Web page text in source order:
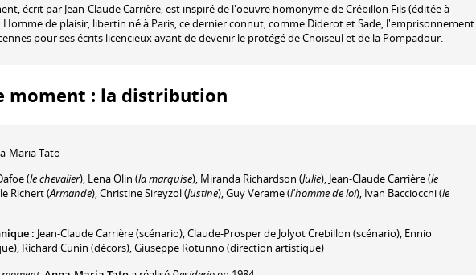
écrit par Jean-Claude Carrière, est inspiré de l'oeuvre homonyme de Crébillon Fils (éditée à
Homme de plaisir, libertin né à Paris, ce dernier connut, comme Diderot et Sade, l'emprisonnement
pour ses écrits licencieux avant de devenir le protégé de Choiseul et de la Pompadour.
moment : la distribution
Maria Tato
(le chevalier), Lena Olin (la marquise), Miranda Richardson (Julie), Jean-Claude Carrière(le
Richert(Armande),Christine Sireyzol(Justine),Guy Verame(l'homme de loi), Ivan Bacciocchi(le
: Jean-Claude Carrière(scénario),Claude-Prosper de Jolyot Crebillon (scénario), Ennio
, Richard Cunin (décors),Giuseppe Rotunno (direction artistique)